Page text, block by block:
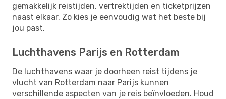
gemakkelijk reistijden, vertrektijden en ticketprijzen
naast elkaar. Zo kies je eenvoudig wat het beste bij
jou past.
Luchthavens Parijs en Rotterdam
De luchthavens waar je doorheen reist tijdens je
vlucht van Rotterdam naar Parijs kunnen
verschillende aspecten van je reis beïnvloeden. Houd